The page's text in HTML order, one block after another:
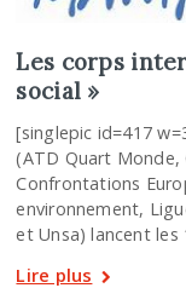
Les corps
social »
[singlepic id=417
(ATD Quart
Confrontations
environnement,
et Unsa) lancent les
Lire plus